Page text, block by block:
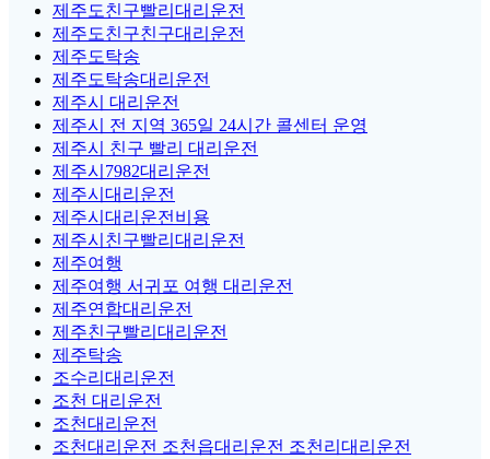
제주도친구빨리대리운전
제주도친구친구대리운전
제주도탁송
제주도탁송대리운전
제주시 대리운전
제주시 전 지역 365일 24시간 콜센터 운영
제주시 친구 빨리 대리운전
제주시7982대리운전
제주시대리운전
제주시대리운전비용
제주시친구빨리대리운전
제주여행
제주여행 서귀포 여행 대리운전
제주연합대리운전
제주친구빨리대리운전
제주탁송
조수리대리운전
조천 대리운전
조천대리운전
조천대리운전 조천읍대리운전 조천리대리운전